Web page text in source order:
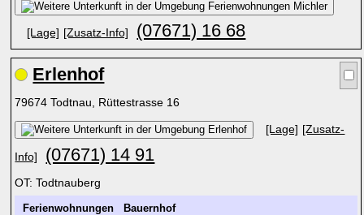
[Lage] [Zusatz-Info] (07671) 16 68
Erlenhof
79674 Todtnau, Rüttestrasse 16
[Lage] [Zusatz-
Info] (07671) 14 91
OT: Todtnauberg
Ferienwohnungen Bauernhof